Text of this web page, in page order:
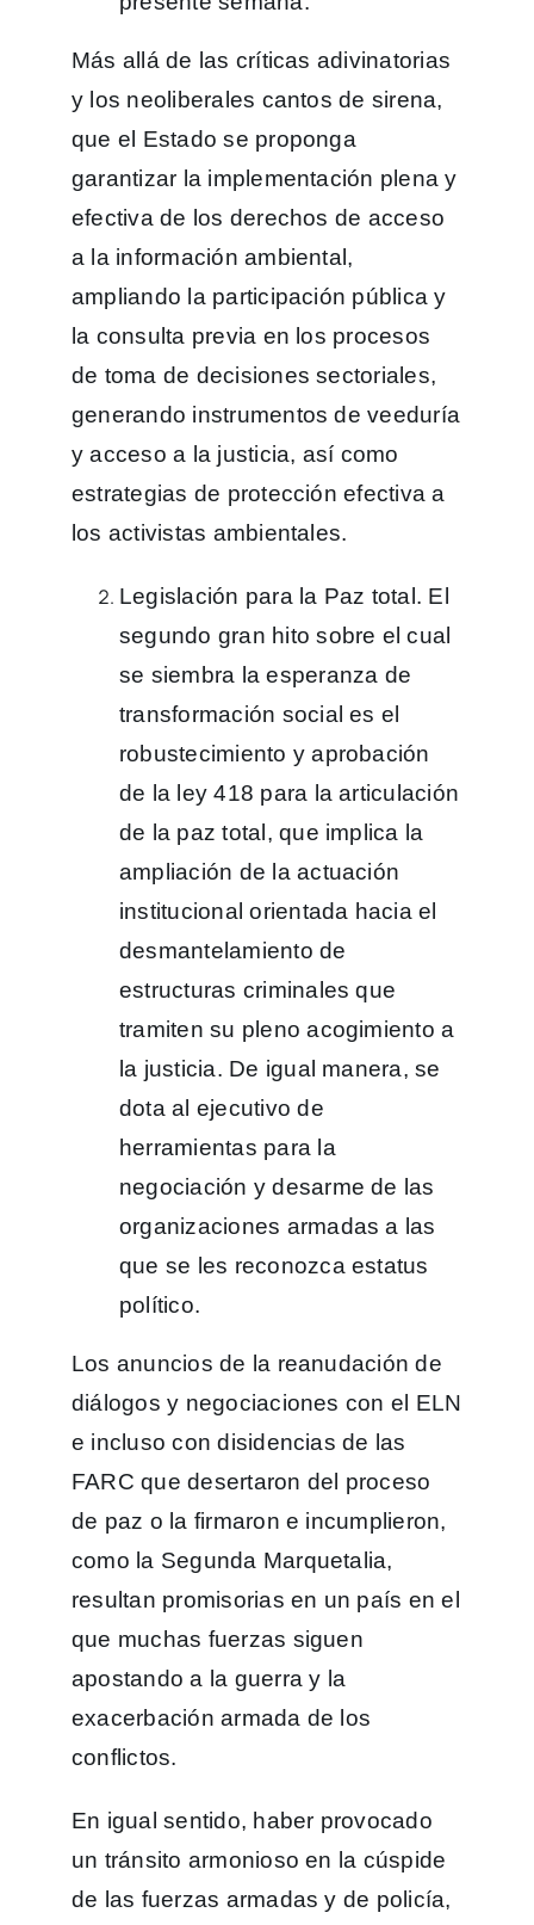
Más allá de las críticas adivinatorias
y los neoliberales cantos de sirena,
que el Estado se proponga
garantizar la implementación plena y
efectiva de los derechos de acceso
a la información ambiental,
ampliando la participación pública y
la consulta previa en los procesos
de toma de decisiones sectoriales,
generando instrumentos de veeduría
y acceso a la justicia, así como
estrategias de protección efectiva a
los activistas ambientales.
Legislación para la Paz total. El
segundo gran hito sobre el cual
se siembra la esperanza de
transformación social es el
robustecimiento y aprobación
de la ley 418 para la articulación
de la paz total, que implica la
ampliación de la actuación
institucional orientada hacia el
desmantelamiento de
estructuras criminales que
tramiten su pleno acogimiento a
la justicia. De igual manera, se
dota al ejecutivo de
herramientas para la
negociación y desarme de las
organizaciones armadas a las
que se les reconozca estatus
político.
Los anuncios de la reanudación de
diálogos y negociaciones con el ELN
e incluso con disidencias de las
FARC que desertaron del proceso
de paz o la firmaron e incumplieron,
como la Segunda Marquetalia,
resultan promisorias en un país en el
que muchas fuerzas siguen
apostando a la guerra y la
exacerbación armada de los
conflictos.
En igual sentido, haber provocado
un tránsito armonioso en la cúspide
de las fuerzas armadas y de policía,